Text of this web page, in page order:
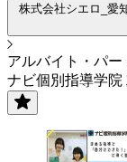
株式会社シエロ_愛
アルバイト・パー
ナビ個別指導学院